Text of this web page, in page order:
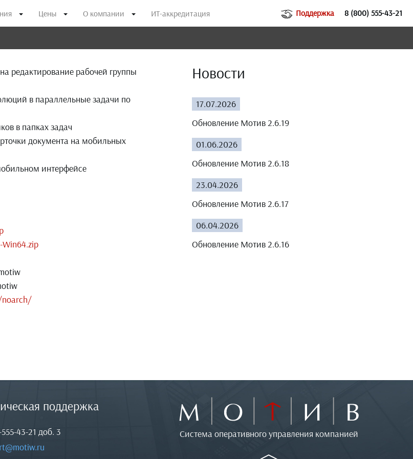
Цены О компании ИТ-аккредитация 8 (800) 555-43-21
Поддержка
редактирование рабочей группы
в параллельные задачи по
в папках задач
документа на мобильных
интерфейсе
noarch/
Новости
17.07.2026
Обновление Мотив 2.6.19
01.06.2026
Обновление Мотив 2.6.18
23.04.2026
Обновление Мотив 2.6.17
06.04.2026
Обновление Мотив 2.6.16
поддержка
43-21 доб. 3
Система оперативного управления компанией